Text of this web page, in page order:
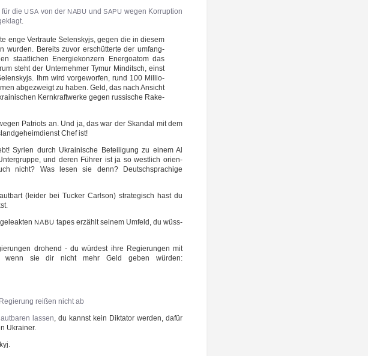
für die USA von der NABU und SAPU wegen Kor­rup­ti­on
.
enge Ver­trau­te Selen­sky­js, gegen die in die­sem
wur­den. Bereits zuvor erschüt­ter­te der umfang­
staat­li­chen Ener­gie­kon­zern Ener­go­a­tom das
steht der Unter­neh­mer Tymur Min­ditsch, einst
Ihm wird vor­ge­wor­fen, rund 100 Mil­lio­
abge­zweigt zu haben. Geld, das nach Ansicht
Kern­kraft­wer­ke gegen rus­si­sche Rake­
Patri­ots an. Und ja, das war der Skan­dal mit dem
Chef ist!
Syri­en durch Ukrai­ni­sche Betei­li­gung zu einem Al
und deren Füh­rer ist ja so west­lich ori­en­
nicht? Was lesen sie denn? Deutsch­spra­chi­ge
(lei­der bei Tucker Carl­son) stra­te­gisch hast du
NABU tapes erzählt sei­nem Umfeld, du wüss­
dro­hend - du wür­dest ihre Regie­run­gen mit
wenn sie dir nicht mehr Geld geben wür­den:
rei­ßen nicht ab
las­sen, du kannst kein Dik­ta­tor wer­den, dafür
Ukrainer.